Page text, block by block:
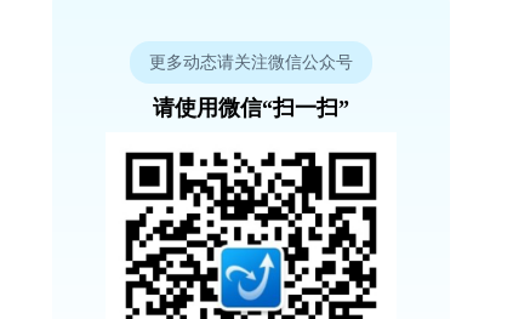
更多动态请关注微信公众号
请使用微信“扫一扫”